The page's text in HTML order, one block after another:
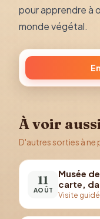
pour apprendre à
monde végétal.
À voir
D'autres sorties à ne
11
AOÛT
Musée
carte,
Visite